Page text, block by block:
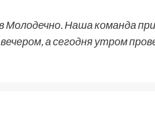
Наша команда
а сегодня утром